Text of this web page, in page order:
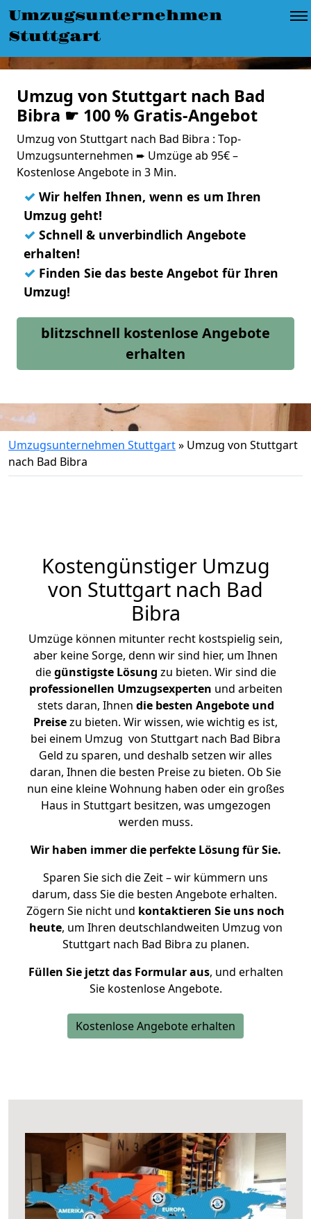
Umzugsunternehmen
Stuttgart
Umzug von Stuttgart nach Bad
Bibra ☛ 100 % Gratis-Angebot
Umzug von Stuttgart nach Bad Bibra : Top-
Umzugsunternehmen ➨ Umzüge ab 95€ –
Kostenlose Angebote in 3 Min.
✓ Wir helfen Ihnen, wenn es um Ihren
Umzug geht!
✓ Schnell & unverbindlich Angebote
erhalten!
✓ Finden Sie das beste Angebot für Ihren
Umzug!
blitzschnell kostenlose Angebote
erhalten
Umzugsunternehmen Stuttgart» Umzug von Stuttgart
nach Bad Bibra
Kostengünstiger Umzug
von Stuttgart nach Bad
Bibra
Umzüge können mitunter recht kostspielig sein,
aber keine Sorge, denn wir sind hier, um Ihnen
diegünstigste Lösung zu bieten. Wir sind die
professionellen Umzugsexperten und arbeiten
stets daran, Ihnen die besten Angebote und
Preisezu bieten. Wir wissen, wie wichtig es ist,
bei einem Umzug von Stuttgart nach Bad Bibra
Geld zu sparen, und deshalb setzen wir alles
daran, Ihnen die besten Preise zu bieten. Ob Sie
nun eine kleine Wohnung haben oder ein großes
Haus in Stuttgart besitzen, was umgezogen
werden muss.
Wir haben immer die perfekte Lösung für Sie.
Sparen Sie sich die Zeit – wir kümmern uns
darum, dass Sie die besten Angebote erhalten.
Zögern Sie nicht und kontaktieren Sie uns noch
heute, um Ihren deutschlandweiten Umzug von
Stuttgart nach Bad Bibra zu planen.
Füllen Sie jetzt das Formular aus, und erhalten
Sie kostenlose Angebote.
Kostenlose Angebote erhalten